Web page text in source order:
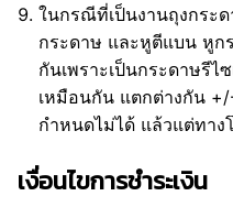
ในกรณีที่เป็นงานถุงกระ
กระดาษ และหูตีแบน หูก
กันเพราะเป็นกระดาษรี
เหมือนกัน แตกต่างกัน
กำหนดไม่ได้ แล้วแต่ทาง
เงื่อนไขการชำระเงิน